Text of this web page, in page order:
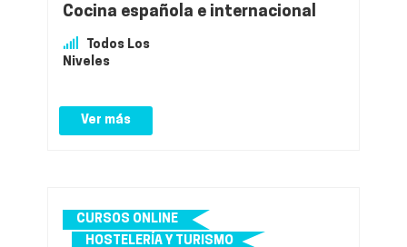
Cocina española e internacional
Todos Los
Niveles
Ver más
CURSOS ONLINE
HOSTELERÍA Y TURISMO